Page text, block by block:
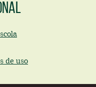
de uso